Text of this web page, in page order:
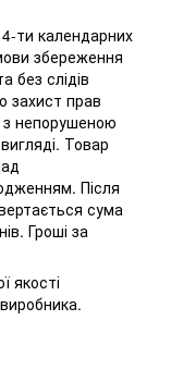
ти календарних
збереження
без слідів
захист прав
з непорушеною
Товар
Після
сума
Гроші за
якості